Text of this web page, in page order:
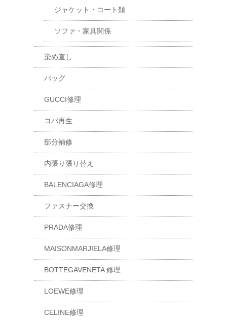
ジャケット・コート類
ソファ・家具関係
染め直し
バッグ
GUCCI修理
コバ再生
部分補修
内張り張り替え
BALENCIAGA修理
ファスナー交換
PRADA修理
MAISONMARJIELA修理
BOTTEGAVENETA 修理
LOEWE修理
CELINE修理